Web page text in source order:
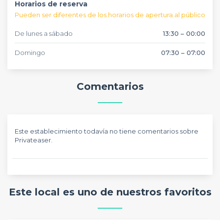
Horarios de reserva
Pueden ser diferentes de los horarios de apertura al público
De lunes a sábado 13:30 – 00:00
Domingo 07:30 – 07:00
Comentarios
Este establecimiento todavía no tiene comentarios sobre
Privateaser.
Este local es uno de nuestros favoritos